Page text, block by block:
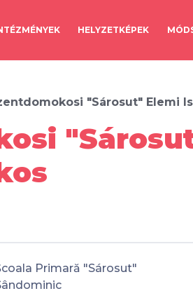
HELYZETKÉPEK
"Sárosut" Elemi
Primară "Sárosut"